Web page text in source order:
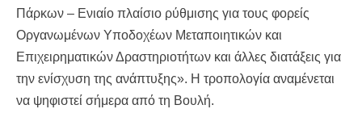
Πάρκων – Ενιαίο πλαίσιο ρύθμισης για τους φορείς
Οργανωμένων Υποδοχέων Μεταποιητικών και
Επιχειρηματικών Δραστηριοτήτων και άλλες διατάξεις για
την ενίσχυση της ανάπτυξης». Η τροπολογία αναμένεται
να ψηφιστεί σήμερα από τη Βουλή.